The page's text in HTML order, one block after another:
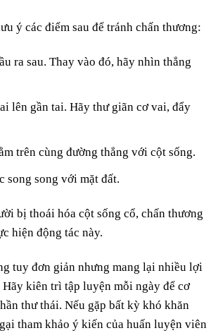
ý các điểm sau để tránh chấn thương:
ra sau. Thay vào đó, hãy nhìn thẳng
lên gần tai. Hãy thư giãn cơ vai, đẩy
trên cùng đường thẳng với cột sống.
song song với mặt đất.
bị thoái hóa cột sống cổ, chấn thương
hiện động tác này.
tuy đơn giản nhưng mang lại nhiều lợi
kiên trì tập luyện mỗi ngày để cơ
thư thái. Nếu gặp bất kỳ khó khăn
tham khảo ý kiến của huấn luyện viên